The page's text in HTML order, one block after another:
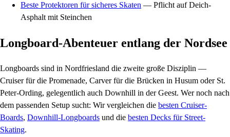
Beste Protektoren für sicheres Skaten — Pflicht auf Deich-
Asphalt mit Steinchen
Longboard-Abenteuer entlang der Nordsee
Longboards sind in Nordfriesland die zweite große Disziplin —
Cruiser für die Promenade, Carver für die Brücken in Husum oder St.
Peter-Ording, gelegentlich auch Downhill in der Geest. Wer noch nach
dem passenden Setup sucht: Wir vergleichen die besten Cruiser-
Boards, Downhill-Longboards und die besten Decks für Street-
Skating.